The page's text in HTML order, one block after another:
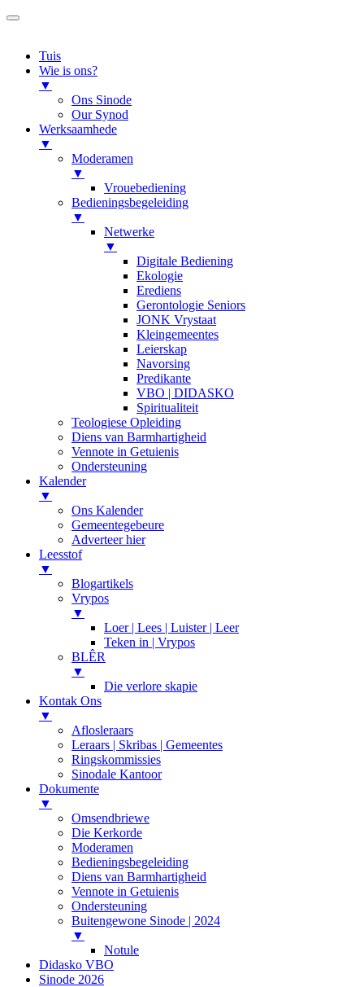
Tuis
Wie is ons?
▼
Ons Sinode
Our Synod
Werksaamhede
▼
Moderamen
▼
Vrouebediening
Bedieningsbegeleiding
▼
Netwerke
▼
Digitale Bediening
Ekologie
Erediens
Gerontologie Seniors
JONK Vrystaat
Kleingemeentes
Leierskap
Navorsing
Predikante
VBO | DIDASKO
Spiritualiteit
Teologiese Opleiding
Diens van Barmhartigheid
Vennote in Getuienis
Ondersteuning
Kalender
▼
Ons Kalender
Gemeentegebeure
Adverteer hier
Leesstof
▼
Blogartikels
Vrypos
▼
Loer | Lees | Luister | Leer
Teken in | Vrypos
BLÊR
▼
Die verlore skapie
Kontak Ons
▼
Aflosleraars
Leraars | Skribas | Gemeentes
Ringskommissies
Sinodale Kantoor
Dokumente
▼
Omsendbriewe
Die Kerkorde
Moderamen
Bedieningsbegeleiding
Diens van Barmhartigheid
Vennote in Getuienis
Ondersteuning
Buitengewone Sinode | 2024
▼
Notule
Didasko VBO
Sinode 2026